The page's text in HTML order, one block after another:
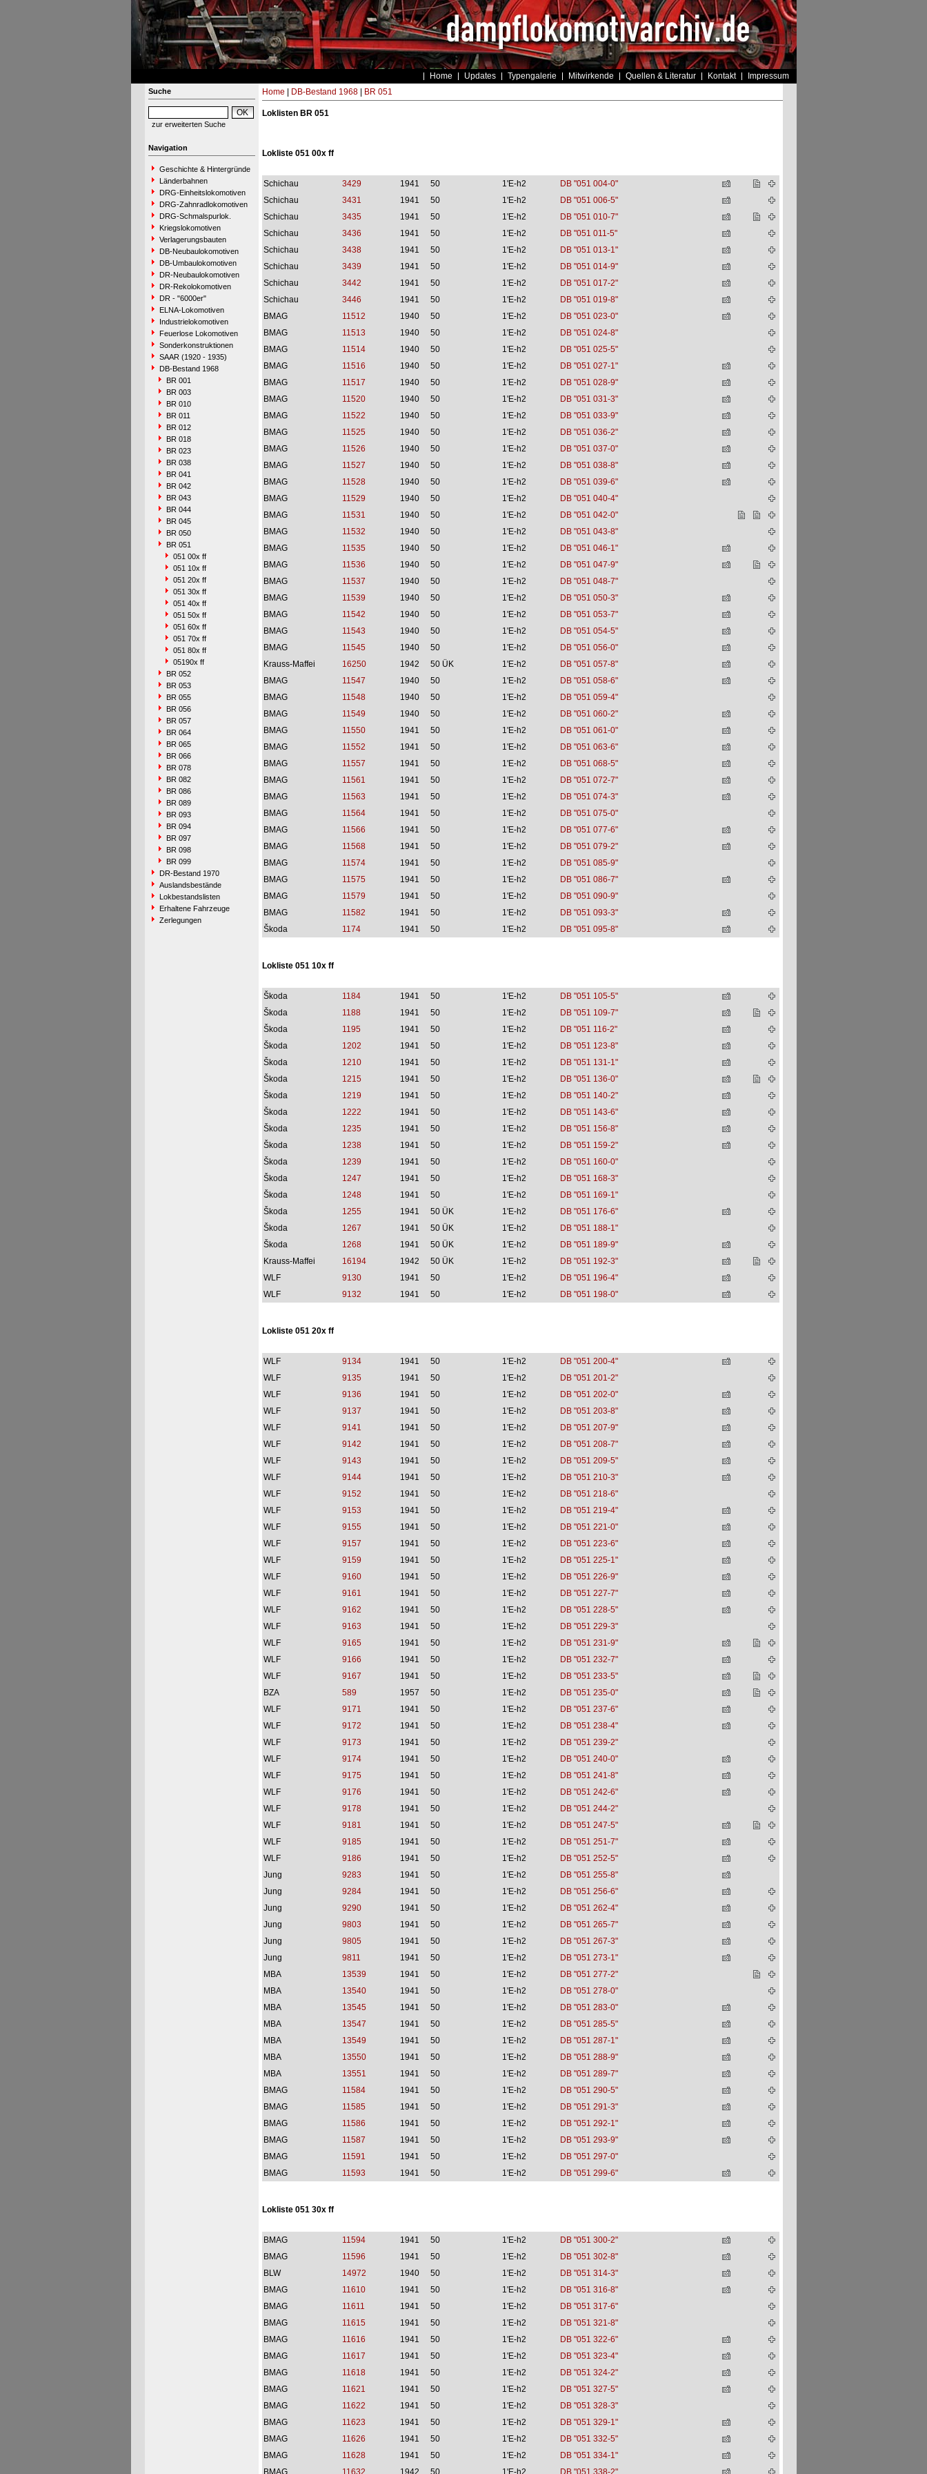
Home Updates Typengalerie Mitwirkende Quellen & Literatur Kontakt Impressum
Suche
zur erweiterten Suche
Navigation
Geschichte & Hintergründe
Länderbahnen
DRG-Einheitslokomotiven
DRG-Zahnradlokomotiven
DRG-Schmalspurlok.
Kriegslokomotiven
Verlagerungsbauten
DB-Neubaulokomotiven
DB-Umbaulokomotiven
DR-Neubaulokomotiven
DR-Rekolokomotiven
DR - "6000er"
ELNA-Lokomotiven
Industrielokomotiven
Feuerlose Lokomotiven
Sonderkonstruktionen
SAAR (1920 - 1935)
DB-Bestand 1968
BR 001
BR 003
BR 010
BR 011
BR 012
BR 018
BR 023
BR 038
BR 041
BR 042
BR 043
BR 044
BR 045
BR 050
BR 051
051 00x ff
051 10x ff
051 20x ff
051 30x ff
051 40x ff
051 50x ff
051 60x ff
051 70x ff
051 80x ff
05190x ff
BR 052
BR 053
BR 055
BR 056
BR 057
BR 064
BR 065
BR 066
BR 078
BR 082
BR 086
BR 089
BR 093
BR 094
BR 097
BR 098
BR 099
DR-Bestand 1970
Auslandsbestände
Lokbestandslisten
Erhaltene Fahrzeuge
Zerlegungen
Home DB-Bestand 1968| BR 051
Loklisten BR 051
Lokliste 051 00x ff
Schichau 3429 1941 50 1'E-h2
DB "051 004-0"
Schichau
3431 1941 50 1'E-h2
DB "051 006-5"
Schichau
3435 1941 50 1'E-h2
DB "051 010-7"
Schichau
3436 1941 50 1'E-h2
DB "051 011-5"
Schichau
3438 1941 50 1'E-h2
DB "051 013-1"
Schichau
3439 1941 50 1'E-h2
DB "051 014-9"
Schichau
3442 1941 50 1'E-h2
DB "051 017-2"
Schichau
3446 1941 50 1'E-h2
DB "051 019-8"
BMAG
11512 1940 50 1'E-h2
DB "051 023-0"
BMAG
11513 1940 50 1'E-h2
DB "051 024-8"
BMAG
11514 1940 50 1'E-h2
DB "051 025-5"
BMAG
11516 1940 50 1'E-h2
DB "051 027-1"
BMAG
11517 1940 50 1'E-h2
DB "051 028-9"
BMAG
11520 1940 50 1'E-h2
DB "051 031-3"
BMAG
11522 1940 50 1'E-h2
DB "051 033-9"
BMAG
11525 1940 50 1'E-h2
DB "051 036-2"
BMAG
11526 1940 50 1'E-h2
DB "051 037-0"
BMAG
11527 1940 50 1'E-h2
DB "051 038-8"
BMAG
11528 1940 50 1'E-h2
DB "051 039-6"
BMAG
11529 1940 50 1'E-h2
DB "051 040-4"
BMAG
11531 1940 50 1'E-h2
DB "051 042-0"
BMAG
11532 1940 50 1'E-h2
DB "051 043-8"
BMAG
11535 1940 50 1'E-h2
DB "051 046-1"
BMAG
11536 1940 50 1'E-h2
DB "051 047-9"
BMAG
11537 1940 50 1'E-h2
DB "051 048-7"
BMAG
11539 1940 50 1'E-h2
DB "051 050-3"
BMAG
11542 1940 50 1'E-h2
DB "051 053-7"
BMAG
11543 1940 50 1'E-h2
DB "051 054-5"
BMAG
11545 1940 50 1'E-h2
DB "051 056-0"
Krauss-Maffei
16250 1942 50 ÜK 1'E-h2
DB "051 057-8"
BMAG
11547 1940 50 1'E-h2
DB "051 058-6"
BMAG
11548 1940 50 1'E-h2
DB "051 059-4"
BMAG
11549 1940 50 1'E-h2
DB "051 060-2"
BMAG
11550 1941 50 1'E-h2
DB "051 061-0"
BMAG
11552 1941 50 1'E-h2
DB "051 063-6"
BMAG
11557 1941 50 1'E-h2
DB "051 068-5"
BMAG
11561 1941 50 1'E-h2
DB "051 072-7"
BMAG
11563 1941 50 1'E-h2
DB "051 074-3"
BMAG
11564 1941 50 1'E-h2
DB "051 075-0"
BMAG
11566 1941 50 1'E-h2
DB "051 077-6"
BMAG
11568 1941 50 1'E-h2
DB "051 079-2"
BMAG
11574 1941 50 1'E-h2
DB "051 085-9"
BMAG
11575 1941 50 1'E-h2
DB "051 086-7"
BMAG
11579 1941 50 1'E-h2
DB "051 090-9"
BMAG
11582 1941 50 1'E-h2
DB "051 093-3"
Škoda
1174 1941 50 1'E-h2 DB "051 095-8"
Lokliste 051 10x ff
Škoda 1184 1941 50 1'E-h2
DB "051 105-5"
Škoda
1188 1941 50 1'E-h2
DB "051 109-7"
Škoda
1195 1941 50 1'E-h2
DB "051 116-2"
Škoda
1202 1941 50 1'E-h2
DB "051 123-8"
Škoda
1210 1941 50 1'E-h2
DB "051 131-1"
Škoda
1215 1941 50 1'E-h2
DB "051 136-0"
Škoda
1219 1941 50 1'E-h2
DB "051 140-2"
Škoda
1222 1941 50 1'E-h2
DB "051 143-6"
Škoda
1235 1941 50 1'E-h2
DB "051 156-8"
Škoda
1238 1941 50 1'E-h2
DB "051 159-2"
Škoda
1239 1941 50 1'E-h2
DB "051 160-0"
Škoda
1247 1941 50 1'E-h2
DB "051 168-3"
Škoda
1248 1941 50 1'E-h2
DB "051 169-1"
Škoda
1255 1941 50 ÜK 1'E-h2
DB "051 176-6"
Škoda
1267 1941 50 ÜK 1'E-h2
DB "051 188-1"
Škoda
1268 1941 50 ÜK 1'E-h2
DB "051 189-9"
Krauss-Maffei
16194 1942 50 ÜK 1'E-h2
DB "051 192-3"
WLF
9130 1941 50 1'E-h2
DB "051 196-4"
WLF
9132 1941 50 1'E-h2 DB "051 198-0"
Lokliste 051 20x ff
WLF 9134 1941 50 1'E-h2
DB "051 200-4"
WLF
9135 1941 50 1'E-h2
DB "051 201-2"
WLF
9136 1941 50 1'E-h2
DB "051 202-0"
WLF
9137 1941 50 1'E-h2
DB "051 203-8"
WLF
9141 1941 50 1'E-h2
DB "051 207-9"
WLF
9142 1941 50 1'E-h2
DB "051 208-7"
WLF
9143 1941 50 1'E-h2
DB "051 209-5"
WLF
9144 1941 50 1'E-h2
DB "051 210-3"
WLF
9152 1941 50 1'E-h2
DB "051 218-6"
WLF
9153 1941 50 1'E-h2
DB "051 219-4"
WLF
9155 1941 50 1'E-h2
DB "051 221-0"
WLF
9157 1941 50 1'E-h2
DB "051 223-6"
WLF
9159 1941 50 1'E-h2
DB "051 225-1"
WLF
9160 1941 50 1'E-h2
DB "051 226-9"
WLF
9161 1941 50 1'E-h2
DB "051 227-7"
WLF
9162 1941 50 1'E-h2
DB "051 228-5"
WLF
9163 1941 50 1'E-h2
DB "051 229-3"
WLF
9165 1941 50 1'E-h2
DB "051 231-9"
WLF
9166 1941 50 1'E-h2
DB "051 232-7"
WLF
9167 1941 50 1'E-h2
DB "051 233-5"
BZA
589 1957 50 1'E-h2
DB "051 235-0"
WLF
9171 1941 50 1'E-h2
DB "051 237-6"
WLF
9172 1941 50 1'E-h2
DB "051 238-4"
WLF
9173 1941 50 1'E-h2
DB "051 239-2"
WLF
9174 1941 50 1'E-h2
DB "051 240-0"
WLF
9175 1941 50 1'E-h2
DB "051 241-8"
WLF
9176 1941 50 1'E-h2
DB "051 242-6"
WLF
9178 1941 50 1'E-h2
DB "051 244-2"
WLF
9181 1941 50 1'E-h2
DB "051 247-5"
WLF
9185 1941 50 1'E-h2
DB "051 251-7"
WLF
9186 1941 50 1'E-h2
DB "051 252-5"
Jung
9283 1941 50 1'E-h2
DB "051 255-8"
Jung
9284 1941 50 1'E-h2
DB "051 256-6"
Jung
9290 1941 50 1'E-h2
DB "051 262-4"
Jung
9803 1941 50 1'E-h2
DB "051 265-7"
Jung
9805 1941 50 1'E-h2
DB "051 267-3"
Jung
9811 1941 50 1'E-h2
DB "051 273-1"
MBA
13539 1941 50 1'E-h2
DB "051 277-2"
MBA
13540 1941 50 1'E-h2
DB "051 278-0"
MBA
13545 1941 50 1'E-h2
DB "051 283-0"
MBA
13547 1941 50 1'E-h2
DB "051 285-5"
MBA
13549 1941 50 1'E-h2
DB "051 287-1"
MBA
13550 1941 50 1'E-h2
DB "051 288-9"
MBA
13551 1941 50 1'E-h2
DB "051 289-7"
BMAG
11584 1941 50 1'E-h2
DB "051 290-5"
BMAG
11585 1941 50 1'E-h2
DB "051 291-3"
BMAG
11586 1941 50 1'E-h2
DB "051 292-1"
BMAG
11587 1941 50 1'E-h2
DB "051 293-9"
BMAG
11591 1941 50 1'E-h2
DB "051 297-0"
BMAG
11593 1941 50 1'E-h2 DB "051 299-6"
Lokliste 051 30x ff
BMAG 11594 1941 50 1'E-h2
DB "051 300-2"
BMAG
11596 1941 50 1'E-h2
DB "051 302-8"
BLW
14972 1940 50 1'E-h2
DB "051 314-3"
BMAG
11610 1941 50 1'E-h2
DB "051 316-8"
BMAG
11611 1941 50 1'E-h2
DB "051 317-6"
BMAG
11615 1941 50 1'E-h2
DB "051 321-8"
BMAG
11616 1941 50 1'E-h2
DB "051 322-6"
BMAG
11617 1941 50 1'E-h2
DB "051 323-4"
BMAG
11618 1941 50 1'E-h2
DB "051 324-2"
BMAG
11621 1941 50 1'E-h2
DB "051 327-5"
BMAG
11622 1941 50 1'E-h2
DB "051 328-3"
BMAG
11623 1941 50 1'E-h2
DB "051 329-1"
BMAG
11626 1941 50 1'E-h2
DB "051 332-5"
BMAG
11628 1941 50 1'E-h2
DB "051 334-1"
BMAG
11632 1942 50 1'E-h2 DB "051 338-2"